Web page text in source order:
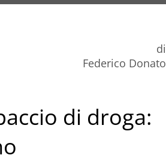
di
Federico Donato
di droga: